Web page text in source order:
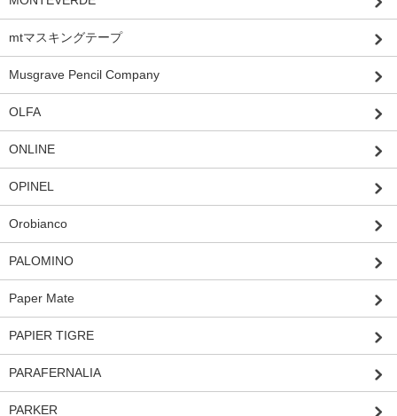
mtマスキングテープ
Musgrave Pencil Company
OLFA
ONLINE
OPINEL
Orobianco
PALOMINO
Paper Mate
PAPIER TIGRE
PARAFERNALIA
PARKER